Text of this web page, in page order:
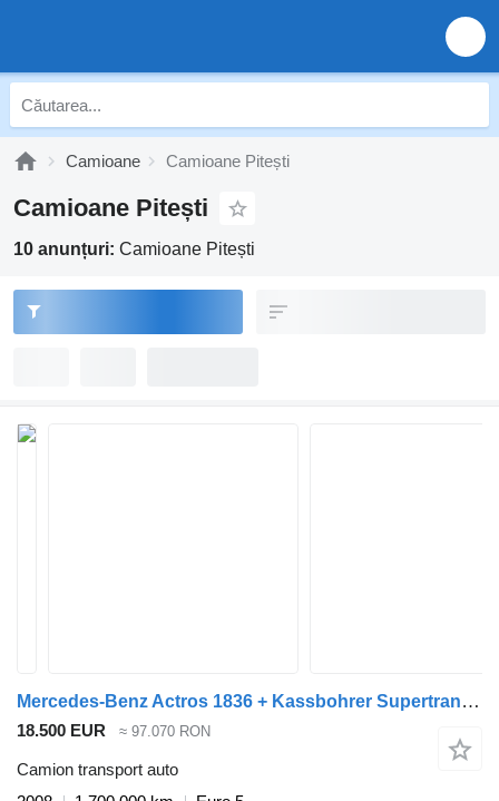
Camioane Camioane Pitești
Camioane Pitești
10 anunțuri: Camioane Pitești
Mercedes-Benz Actros 1836 + Kassbohrer Supertrans 2008
18.500 EUR ≈ 97.070 RON
Camion transport auto